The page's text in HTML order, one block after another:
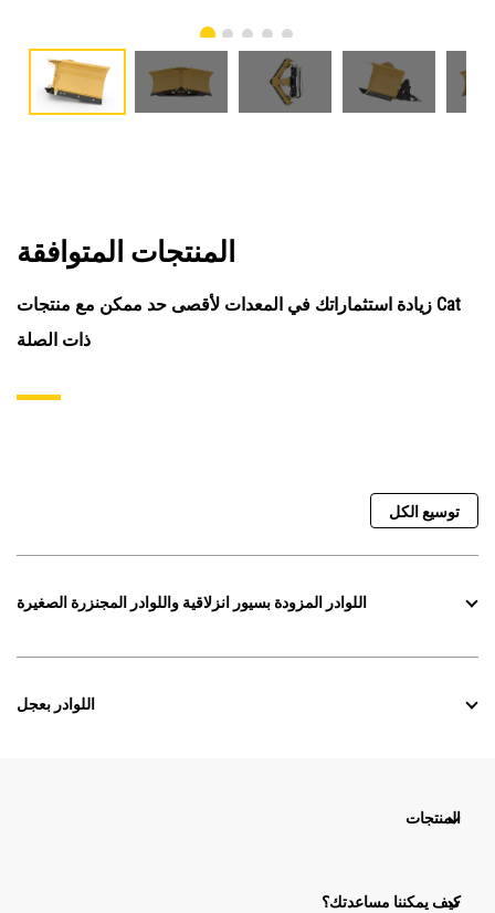
المنتجات المتوافقة
زيادة استثماراتك في المعدات لأقصى حد ممكن مع منتجات Cat
ذات الصلة
توسيع الكل
اللوادر المزودة بسيور انزلاقية واللوادر المجنزرة الصغيرة
اللوادر بعجل
المنتجات
كيف يمكننا مساعدتك؟